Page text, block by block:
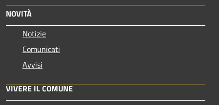
NOVITÀ
Notizie
Comunicati
Avvisi
VIVERE IL COMUNE